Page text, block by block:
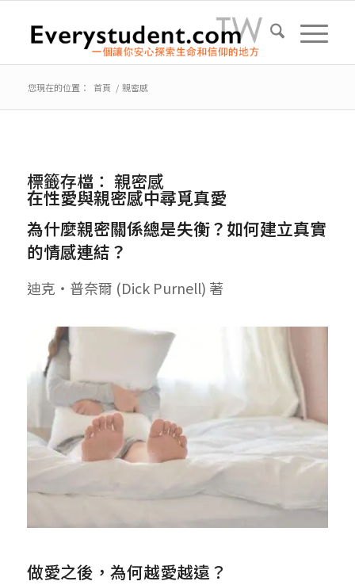
您現在的位置： 首頁 / 親密感
標籤存檔： 親密感
在性愛與親密感中尋覓真愛
為什麼親密關係總是失衡？如何建立真實
的情感連結？
迪克・普奈爾 (Dick Purnell) 著
做愛之後，為何越愛越遠？